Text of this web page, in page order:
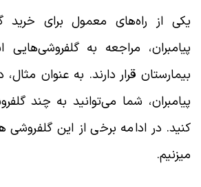
یکی از راه‌های معمول برای خرید
پیامبران، مراجعه به
بیمارستان قرار دارند. به عنوان مثال،
پیامبران، شما می‌توانید به چند
کنید. در ادامه برخی از این گلفروشی
میزنیم.